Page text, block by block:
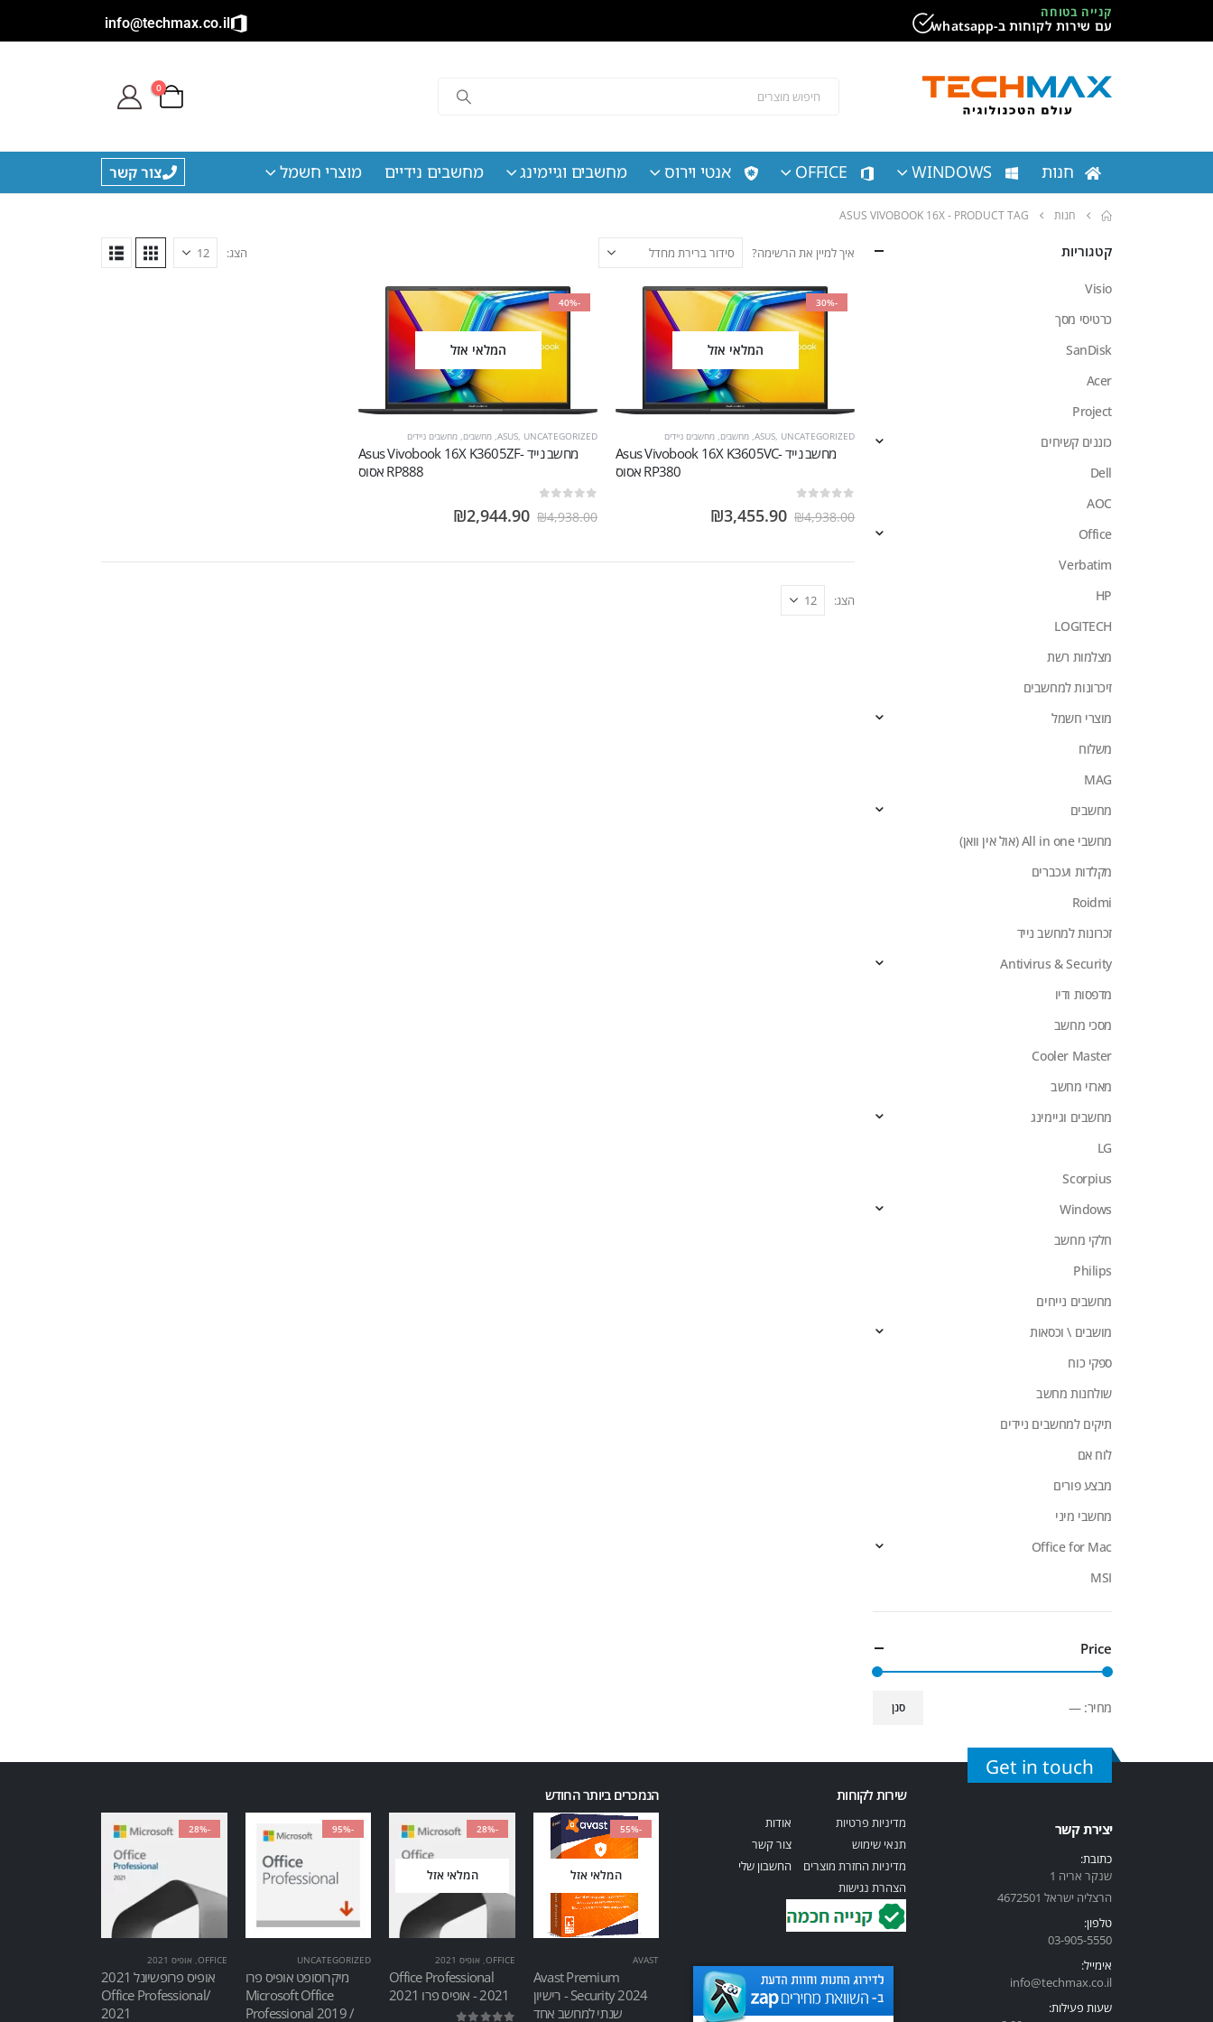
קנייה בטוחה
עם שירות לקוחות ב-whatsapp info@techmax.co.il
0
חנות WINDOWS
OFFICE אנטי וירוס מחשבים וגיימינג מחשבים נידיים מוצרי חשמל צור קשר
חנות PRODUCT TAG -
ASUS VIVOBOOK 16X
איך למיין את הרשימה? הצג:
-30%
המלאי אזל
ASUS, UNCATEGORIZED
, מחשבים, מחשבים ניידים
מחשב נייד Asus Vivobook 16X K3605VC-
RP380 אסוס
₪4,938.00
₪3,455.90
-40%
המלאי אזל
ASUS, UNCATEGORIZED
, מחשבים, מחשבים ניידים
מחשב נייד Asus Vivobook 16X K3605ZF-
RP888 אסוס
₪4,938.00
₪2,944.90
הצג:
קטגוריות
Visio
כרטיסי מסך
SanDisk
Acer
Project
כוננים קשיחים
Dell
AOC
Office
Verbatim
HP
LOGITECH
מצלמות רשת
זיכרונות למחשבים
מוצרי חשמל
משלוח
MAG
מחשבים
מחשבי All in one (אול אין וואן)
מקלדות ועכברים
Roidmi
זכרונות למחשב נייד
Antivirus & Security
מדפסות ודיו
מסכי מחשב
Cooler Master
מארזי מחשב
מחשבים וגיימינג
LG
Scorpius
Windows
חלקי מחשב
Philips
מחשבים נייחים
מושבים \ וכסאות
ספקי כוח
שולחנות מחשב
תיקים למחשבים ניידים
לוח אם
מבצע פורים
מחשבי מיני
Office for Mac
MSI
Price
סנן מחיר:—
Get in touch
יצירת קשר
כתובת:
שנקר אריה 1
הרצליה ישראל 4672501
טלפון:
03-905-5550
אימייל:
info@techmax.co.il
שעות פעילות:
שירות לקוחות
מדיניות פרטיות
תנאי שימוש
מדיניות החזרת מוצרים
הצהרת נגישות
אודות
צור קשר
החשבון שלי
הנמכרים ביותר החודש
-55%
המלאי אזל
AVAST
Avast Premium
Security 2024 - רישיון
שנתי למחשב אחד
-28%
המלאי אזל
OFFICE
, אופיס 2021
Office Professional
2021 - אופיס פרו 2021
-95%
UNCATEGORIZED
מיקרוסופט אופיס פרו
Microsoft Office
Professional 2019 /
-28%
OFFICE
, אופיס 2021
אופיס פרופשיונל 2021
/Office Professional
2021